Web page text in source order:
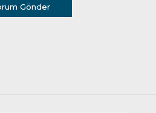
Gönder